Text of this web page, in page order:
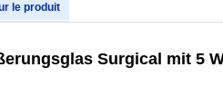
le produit
Surgical mit 5